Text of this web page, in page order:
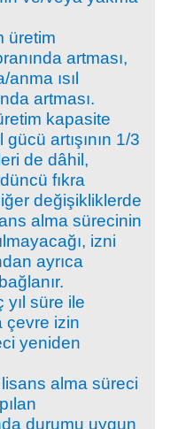
üretim
artması,
ısıl
artması.
kapasite
artışının 1/3
de dâhil,
fıkra
değişikliklerde
alma sürecinin
izni
ayrıca
yıl süre ile
çevre izin
yeniden
alma süreci
durumu uygun